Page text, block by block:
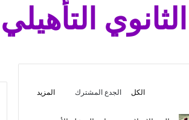
التأهيلي
الكل الجدع المشترك المزيد